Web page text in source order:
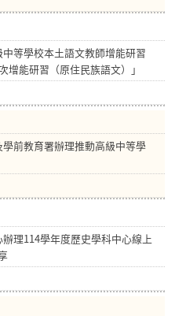
等學校本土語文教師增能研習
能研習（原住民族語文）」
前教育署辦理推動高級中等學
理114學年度歷史學科中心線上